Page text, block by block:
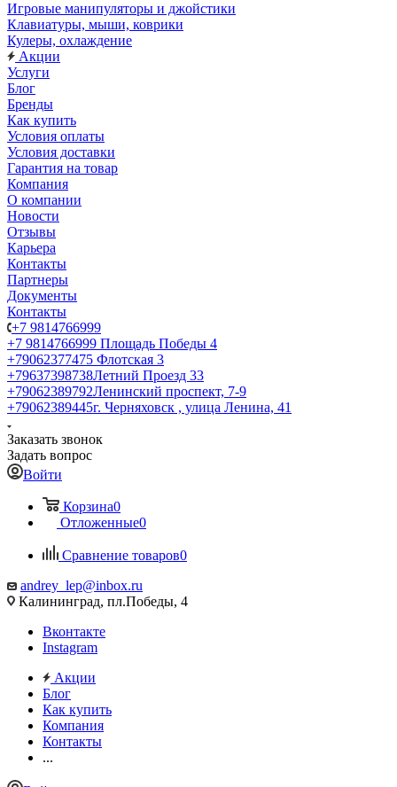
Игровые манипуляторы и джойстики
Клавиатуры, мыши, коврики
Кулеры, охлаждение
Акции
Услуги
Блог
Бренды
Как купить
Условия оплаты
Условия доставки
Гарантия на товар
Компания
О компании
Новости
Отзывы
Карьера
Контакты
Партнеры
Документы
Контакты
+7 9814766999
+7 9814766999 Площадь Победы 4
+79062377475 Флотская 3
+79637398738Летний Проезд 33
+79062389792Ленинский проспект, 7-9
+79062389445г. Черняховск , улица Ленина, 41
Заказать звонок
Задать вопрос
Войти
Корзина0
Отложенные0
Сравнение товаров0
andrey_lep@inbox.ru
Калининград, пл.Победы, 4
Вконтакте
Instagram
Акции
Блог
Как купить
Компания
Контакты
...